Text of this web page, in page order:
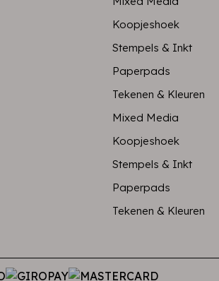
Koopjeshoek
Stempels & Inkt
Paperpads
Tekenen & Kleuren
Mixed Media
Koopjeshoek
Stempels & Inkt
Paperpads
Tekenen & Kleuren